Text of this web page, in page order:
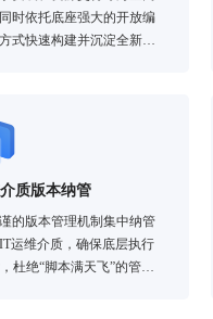
时依托底座强大的开放编
式快速构建并沉淀全新的
质版本纳管
的版本管理机制集中纳管
运维介质，确保底层执行
杜绝“脚本满天飞”的管理